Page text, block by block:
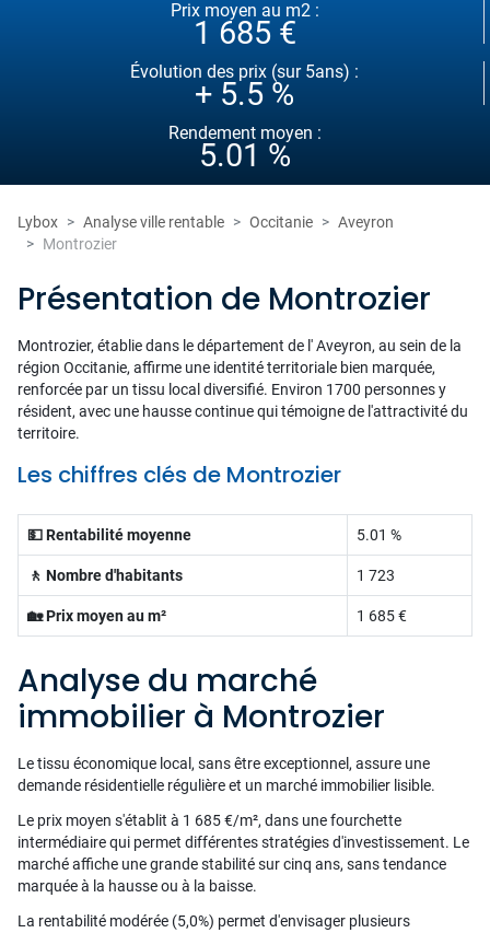
Prix moyen au m2 :
1 685 €
Évolution des prix (sur 5ans) :
+ 5.5 %
Rendement moyen :
5.01 %
Lybox Analyse ville rentable Occitanie
Aveyron
Montrozier
Présentation de Montrozier
Montrozier, établie dans le département de l' Aveyron, au sein de la
région Occitanie, affirme une identité territoriale bien marquée,
renforcée par un tissu local diversifié. Environ 1700 personnes y
résident, avec une hausse continue qui témoigne de l'attractivité du
territoire.
Les chiffres clés de Montrozier
💵 Rentabilité moyenne 5.01 %
🚶 Nombre d'habitants 1 723
🏡 Prix moyen au m² 1 685 €
Analyse du marché
immobilier à Montrozier
Le tissu économique local, sans être exceptionnel, assure une
demande résidentielle régulière et un marché immobilier lisible.
Le prix moyen s'établit à 1 685 €/m², dans une fourchette
intermédiaire qui permet différentes stratégies d'investissement. Le
marché affiche une grande stabilité sur cinq ans, sans tendance
marquée à la hausse ou à la baisse.
La rentabilité modérée (5,0%) permet d'envisager plusieurs